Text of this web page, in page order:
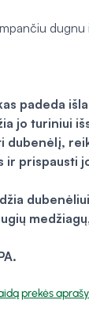
dugnu
padeda
jo turiniui
dubenėlį,
ir prispausti
prekės